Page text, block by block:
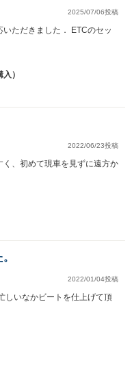
2025/07/06投稿
ただきました． ETCのセッ
）
2022/06/23投稿
、初めて現車を見ずに遠方か
2022/01/04投稿
しいなかビートを仕上げて頂